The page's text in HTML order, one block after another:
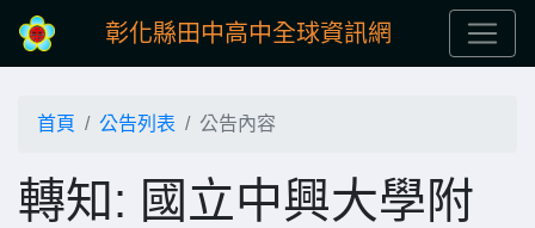
彰化縣田中高中全球資訊網
首頁 公告列表 公告內容
轉知: 國立中興大學附